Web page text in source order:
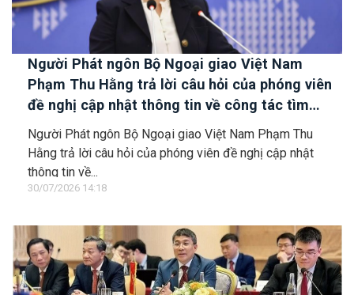
Người Phát ngôn Bộ Ngoại giao Việt Nam
Phạm Thu Hằng trả lời câu hỏi của phóng viên
đề nghị cập nhật thông tin về công tác tìm
kiếm, cứu hộ các thuyền viên Việt Nam trên tàu
Khôi Nguyên 18
Người Phát ngôn Bộ Ngoại giao Việt Nam Phạm Thu
Hằng trả lời câu hỏi của phóng viên đề nghị cập nhật
thông tin về...
30/07/2026 14:18